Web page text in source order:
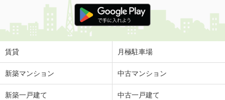
賃貸 月極駐車場
新築マンション 中古マンション
新築一戸建て 中古一戸建て